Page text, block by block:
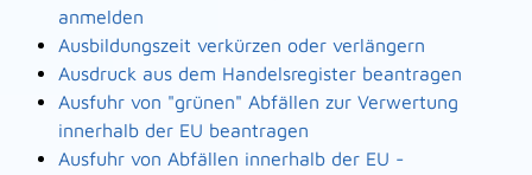
anmelden
Ausbildungszeit verkürzen oder verlängern
Ausdruck aus dem Handelsregister beantragen
Ausfuhr von "grünen" Abfällen zur Verwertung
innerhalb der EU beantragen
Ausfuhr von Abfällen innerhalb der EU -